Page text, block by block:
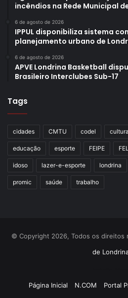
incêndios na Rede Municipal
6 de agosto de 2026
IPPUL disponibiliza sistema
planejamento urbano de
6 de agosto de 2026
APVE Londrina Basketball
Brasileiro Interclubes Sub-17
Tags
cidades CMTU codel cultura
educação esporte FEIPE
idoso lazer-e-esporte londrina
promic saúde trabalho
© Copyright 2026, Todos os direitos
de
Página Inicial N.COM Portal